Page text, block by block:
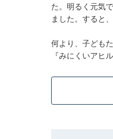
た。明るく元気
ました。すると
何より、子ども
『みにくいアヒ